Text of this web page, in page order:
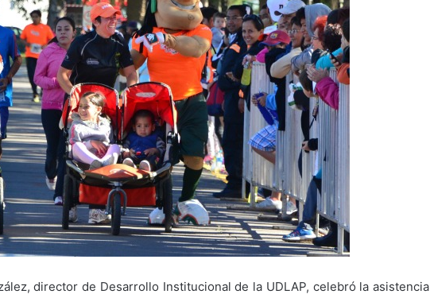
director de Desarrollo Institucional de la UDLAP, celebró la asistencia